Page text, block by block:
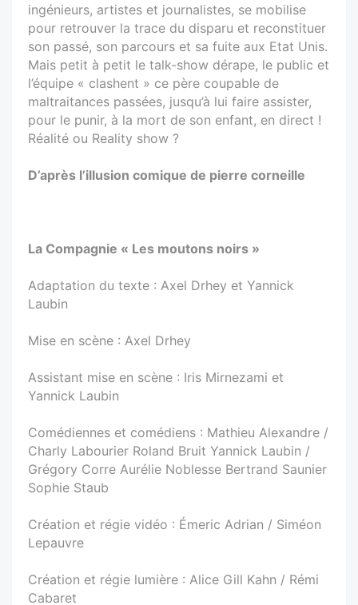
ingénieurs, artistes et journalistes, se mobilise
pour retrouver la trace du disparu et reconstituer
son passé, son parcours et sa fuite aux Etat Unis.
Mais petit à petit le talk-show dérape, le public et
l’équipe « clashent » ce père coupable de
maltraitances passées, jusqu’à lui faire assister,
pour le punir, à la mort de son enfant, en direct !
Réalité ou Reality show ?
D’après l’illusion comique de pierre corneille
La Compagnie « Les moutons noirs »
Adaptation du texte : Axel Drhey et Yannick
Laubin
Mise en scène : Axel Drhey
Assistant mise en scène : Iris Mirnezami et
Yannick Laubin
Comédiennes et comédiens : Mathieu Alexandre /
Charly Labourier Roland Bruit Yannick Laubin /
Grégory Corre Aurélie Noblesse Bertrand Saunier
Sophie Staub
Création et régie vidéo : Émeric Adrian / Siméon
Lepauvre
Création et régie lumière : Alice Gill Kahn / Rémi
Cabaret